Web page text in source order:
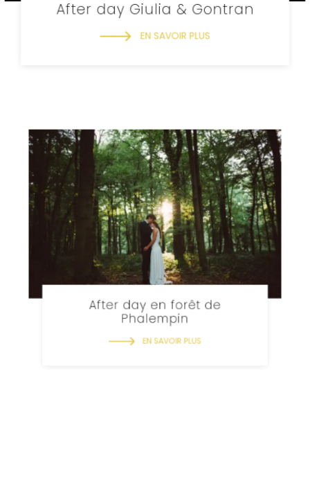
After day Giulia & Gontran
EN SAVOIR PLUS
After day en forêt de
Phalempin